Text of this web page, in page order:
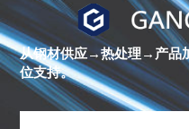
镍
合
金
棒
材
库
清
从钢材供应→热处理→产品
位支持。